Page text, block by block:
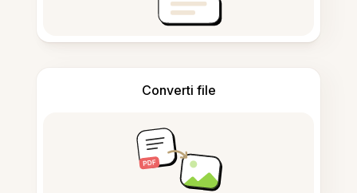
Converti file